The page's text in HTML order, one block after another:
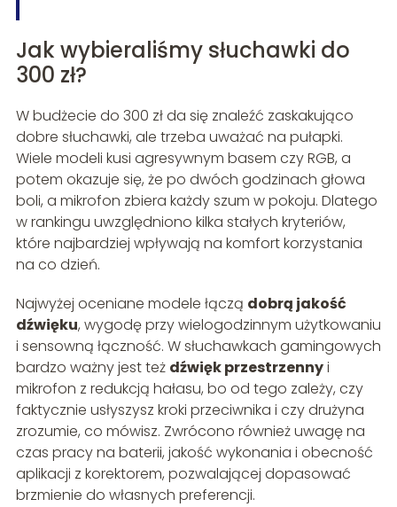
Jak wybieraliśmy słuchawki do
300 zł?
W budżecie do 300 zł da się znaleźć zaskakująco
dobre słuchawki, ale trzeba uważać na pułapki.
Wiele modeli kusi agresywnym basem czy RGB, a
potem okazuje się, że po dwóch godzinach głowa
boli, a mikrofon zbiera każdy szum w pokoju. Dlatego
w rankingu uwzględniono kilka stałych kryteriów,
które najbardziej wpływają na komfort korzystania
na co dzień.
Najwyżej oceniane modele łączą dobrą jakość
dźwięku, wygodę przy wielogodzinnym użytkowaniu
i sensowną łączność. W słuchawkach gamingowych
bardzo ważny jest też dźwięk przestrzennyi
mikrofon z redukcją hałasu, bo od tego zależy, czy
faktycznie usłyszysz kroki przeciwnika i czy drużyna
zrozumie, co mówisz. Zwrócono również uwagę na
czas pracy na baterii, jakość wykonania i obecność
aplikacji z korektorem, pozwalającej dopasować
brzmienie do własnych preferencji.